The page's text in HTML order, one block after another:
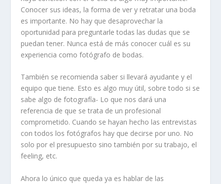
Conocer sus ideas, la forma de ver y retratar una boda
es importante. No hay que desaprovechar la
oportunidad para preguntarle todas las dudas que se
puedan tener. Nunca está de más conocer cuál es su
experiencia como fotógrafo de bodas.
También se recomienda saber si llevará ayudante y el
equipo que tiene. Esto es algo muy útil, sobre todo si se
sabe algo de fotografía- Lo que nos dará una
referencia de que se trata de un profesional
comprometido. Cuando se hayan hecho las entrevistas
con todos los fotógrafos hay que decirse por uno. No
solo por el presupuesto sino también por su trabajo, el
feeling, etc.
Ahora lo único que queda ya es hablar de las